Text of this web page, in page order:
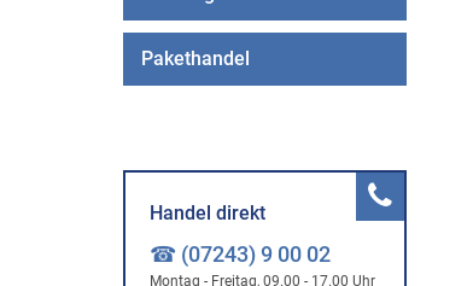
Pakethandel
Handel direkt
☎ (07243) 9 00 02
Montag - Freitag, 09.00 - 17.00 Uhr